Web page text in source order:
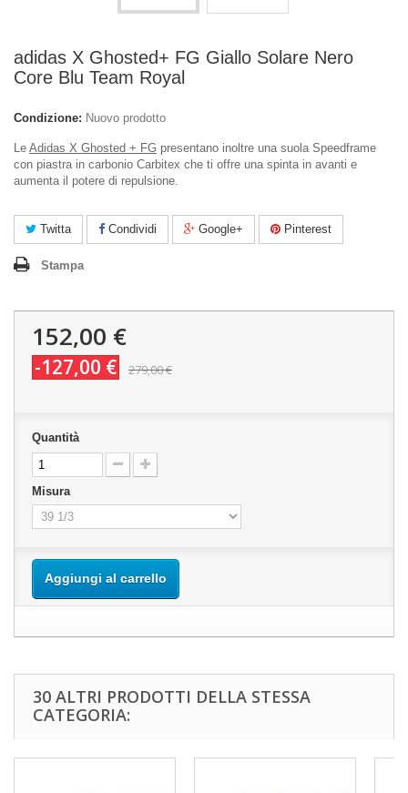
adidas X Ghosted+ FG Giallo Solare Nero
Core Blu Team Royal
Condizione: Nuovo prodotto
Le Adidas X Ghosted + FG presentano inoltre una suola Speedframe
con piastra in carbonio Carbitex che ti offre una spinta in avanti e
aumenta il potere di repulsione.
Twitta Condividi Google+ Pinterest
Stampa
152,00 €
-127,00 € 279,00 €
Quantità
Misura
Aggiungi al carrello
30 ALTRI PRODOTTI DELLA STESSA
CATEGORIA: